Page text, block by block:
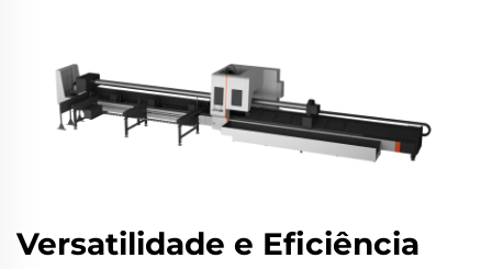
Versatilidade e Eficiência